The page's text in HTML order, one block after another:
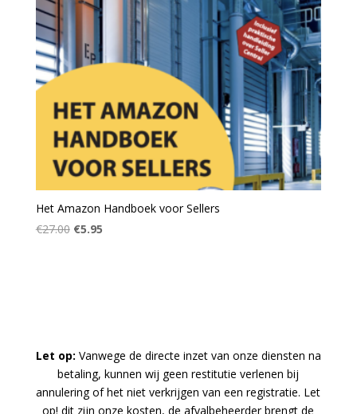
Het Amazon Handboek voor Sellers
€27.00 Oorspronkelijke
€5.95Huidige
Let op: Vanwege de directe inzet van onze diensten na
betaling, kunnen wij geen restitutie verlenen bij
annulering of het niet verkrijgen van een registratie. Let
op! dit zijn onze kosten, de afvalbeheerder brengt de